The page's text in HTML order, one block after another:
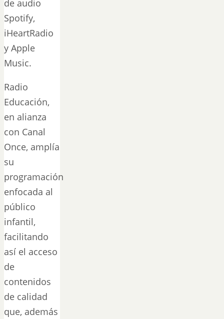
de audio
Spotify,
iHeartRadio
y Apple
Music.
Radio
Educación,
en alianza
con Canal
Once, amplía
su
programación
enfocada al
público
infantil,
facilitando
así el acceso
de
contenidos
de calidad
que, además